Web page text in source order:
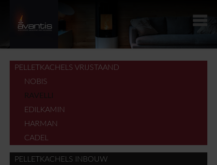
PELLETKACHELS VRIJSTAAND
NOBIS
RAVELLI
EDILKAMIN
HARMAN
CADEL
PELLETKACHELS INBOUW